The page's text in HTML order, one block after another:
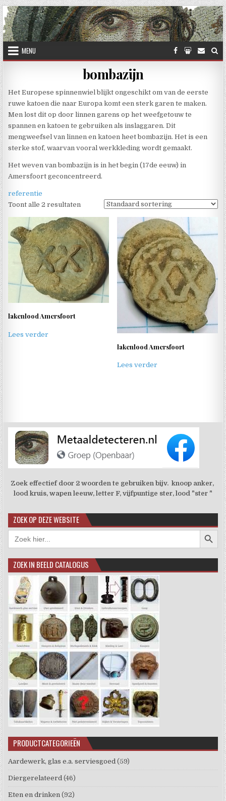
Skip to content
MENU
bombazijn
Het Europese spinnenwiel blijkt ongeschikt om van de eerste
ruwe katoen die naar Europa komt een sterk garen te maken.
Men lost dit op door linnen garens op het weefgetouw te
spannen en katoen te gebruiken als inslaggaren. Dit
mengweefsel van linnen en katoen heet bombazijn. Het is een
sterke stof, waarvan vooral werkkleding wordt gemaakt.
Het weven van bombazijn is in het begin (17de eeuw) in
Amersfoort geconcentreerd.
referentie
Toont alle 2 resultaten
lakenlood Amersfoort
Lees verder
lakenlood Amersfoort
Lees verder
Zoek effectief door 2 woorden te gebruiken bijv. knoop anker,
lood kruis, wapen leeuw, letter F, vijfpuntige ster, lood "ster "
ZOEK OP DEZE WEBSITE
Zoek
naar:
ZOEK IN BEELD CATALOGUS
PRODUCTCATEGORIEËN
Aardewerk, glas e.a. serviesgoed (59)
Diergerelateerd (46)
Eten en drinken (92)